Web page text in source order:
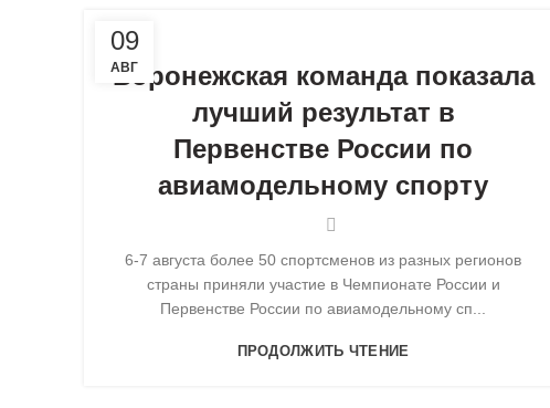
09
АВГ
АВИАМОДЕЛИРОВАНИЕ
Воронежская команда показала
лучший результат в
Первенстве России по
авиамодельному спорту
6-7 августа более 50 спортсменов из разных регионов
страны приняли участие в Чемпионате России и
Первенстве России по авиамодельному сп...
ПРОДОЛЖИТЬ ЧТЕНИЕ